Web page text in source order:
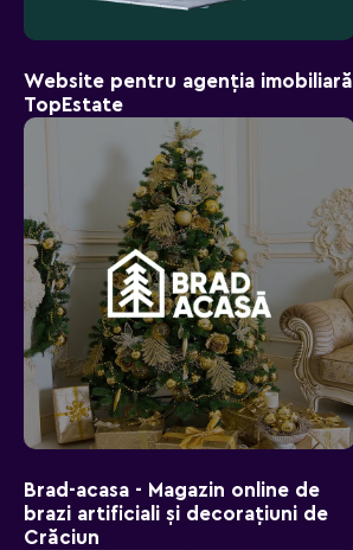
Website pentru agenția imobiliară
TopEstate
Brad-aсasa - Magazin online de
brazi artificiali și decorațiuni de
Crăciun